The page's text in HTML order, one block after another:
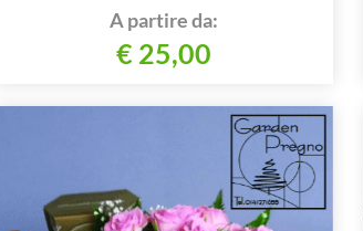
A partire da:
€ 25,00